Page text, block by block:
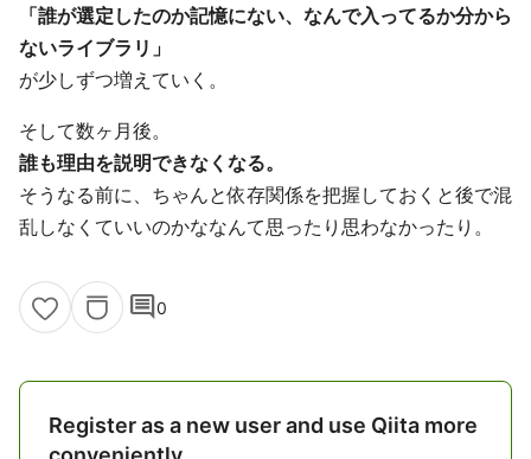
「誰が選定したのか記憶にない、なんで入ってるか分から
ないライブラリ」
が少しずつ増えていく。
そして数ヶ月後。
誰も理由を説明できなくなる。
そうなる前に、ちゃんと依存関係を把握しておくと後で混
乱しなくていいのかななんて思ったり思わなかったり。
comment0
Register as a new user and use Qiita more